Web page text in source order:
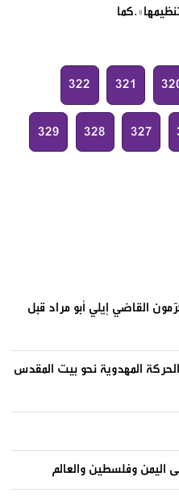
321
322
327
328
329
القاضي إيلي أبو مراد قبل
المهدوية نحو بيت المقدس
اليمن وفلسطين والعالم